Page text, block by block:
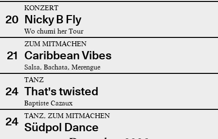
20
KONZERT
Nicky B Fly
Wo chumi her Tour
21
ZUM MITMACHEN
Caribbean Vibes
Salsa, Bachata, Merengue
24
TANZ
That's twisted
Baptiste Cazaux
24 TANZ, ZUM MITMACHEN
Südpol Dance